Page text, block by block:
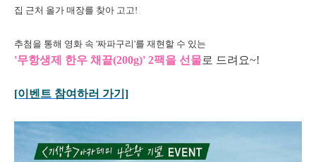
집 근처 올가 매장를 찾아 고고!
추첨을 통해 영화 속 '짜파구리'를 재현할 수 있는
'무항생제 한우 채끝(200g)' 2팩을 선물로 드려요~!
[이벤트 참여하러 가기]